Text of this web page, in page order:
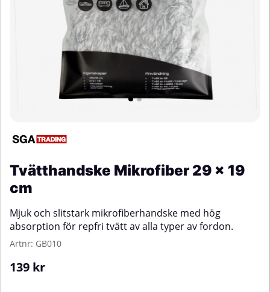
Tvätthandske Mikrofiber 29 x 19
cm
Mjuk och slitstark mikrofiberhandske med hög
absorption för repfri tvätt av alla typer av fordon.
Artnr: GB010
139 kr